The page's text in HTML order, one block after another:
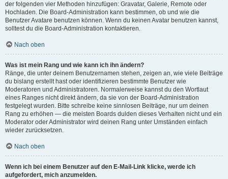
der folgenden vier Methoden hinzufügen: Gravatar, Galerie, Remote oder
Hochladen. Die Board-Administration kann bestimmen, ob und wie die
Benutzer Avatare benutzen können. Wenn du keinen Avatar benutzen kannst,
solltest du die Board-Administration kontaktieren.
Nach oben
Was ist mein Rang und wie kann ich ihn ändern?
Ränge, die unter deinem Benutzernamen stehen, zeigen an, wie viele Beiträge
du bislang erstellt hast oder identifizieren bestimmte Benutzer wie
Moderatoren und Administratoren. Normalerweise kannst du den Wortlaut
eines Ranges nicht direkt ändern, da sie von der Board-Administration
festgelegt wurden. Bitte schreibe keine sinnlosen Beiträge, nur um deinen
Rang zu erhöhen — die meisten Boards dulden dieses Verhalten nicht und ein
Moderator oder Administrator wird deinen Rang unter Umständen einfach
wieder zurücksetzen.
Nach oben
Wenn ich bei einem Benutzer auf den E-Mail-Link klicke, werde ich
aufgefordert, mich anzumelden.